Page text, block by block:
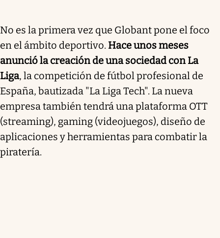
No es la primera vez que Globant pone el foco
en el ámbito deportivo. Hace unos meses
anunció la creación de una sociedad con La
Liga, la competición de fútbol profesional de
España, bautizada "La Liga Tech". La nueva
empresa también tendrá una plataforma OTT
(streaming), gaming (videojuegos), diseño de
aplicaciones y herramientas para combatir la
piratería.